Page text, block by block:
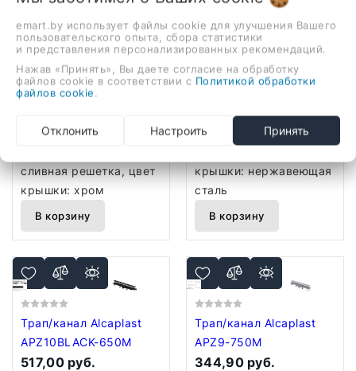
Трап/канал Alcaplast
APZ8-950M
350,00 руб.
полипропилен, труба
сливная решетка, цвет
крышки: хром
В корзину
Трап/канал Alcaplast
APZ13-Double9-950
для душа, сталь, труба
50 мм, длина 950 мм,
крышки: нержавеющая
сталь
В корзину
Трап/канал Alcaplast
APZ10BLACK-650M
517,00 руб.
Трап/канал Alcaplast
APZ9-750M
344,90 руб.
emart.by использует файлы cookie для улучшения Вашего
пользовательского опыта, сбора статистики
и представления персонализированных рекомендаций.
Нажав «Принять», Вы даете согласие на обработку
файлов cookie в соответствии с Политикой обработки
файлов cookie.
Отклонить Настроить Принять